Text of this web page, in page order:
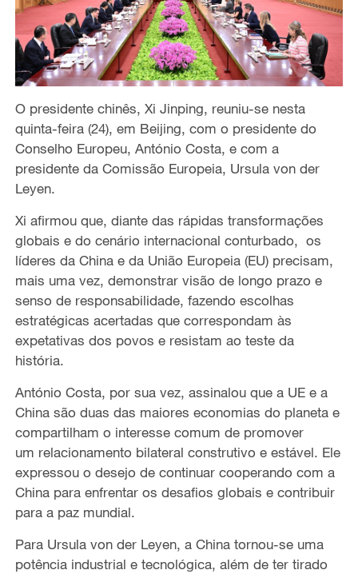
O presidente chinês, Xi Jinping, reuniu-se nesta
quinta-feira (24), em Beijing, com o presidente do
Conselho Europeu, António Costa, e com a
presidente da Comissão Europeia, Ursula von der
Leyen.
Xi afirmou que, diante das rápidas transformações
globais e do cenário internacional conturbado, os
líderes da China e da União Europeia(EU)precisam,
mais uma vez, demonstrar visão de longo prazo e
senso de responsabilidade, fazendo escolhas
estratégicas acertadas que correspondam às
expetativas dos povos e resistam ao teste da
história.
António Costa, por sua vez, assinalou que a UE e a
China são duas das maiores economias do planeta e
compartilham o interesse comum de promover
um relacionamento bilateral construtivo e estável. Ele
expressou o desejo de continuar cooperando com a
China para enfrentar os desafios globais e contribuir
para a paz mundial.
Para Ursula von der Leyen, a China tornou-se uma
potência industrial e tecnológica, além de ter tirado